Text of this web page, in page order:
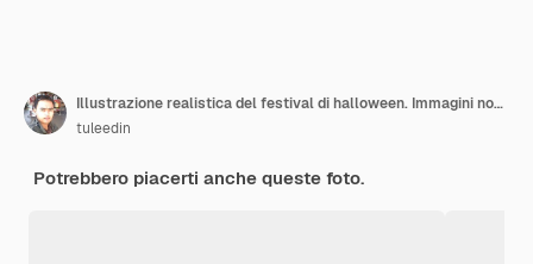
Illustrazione realistica del festival di halloween. Immagini notturne di Halloween per carta da parati. Illustrazione 3D.
tuleedin
Potrebbero piacerti anche queste foto.